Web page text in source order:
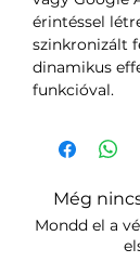
érintéssel
szinkronizált
dinamikus
funkcióval.
Még
Mondd el a